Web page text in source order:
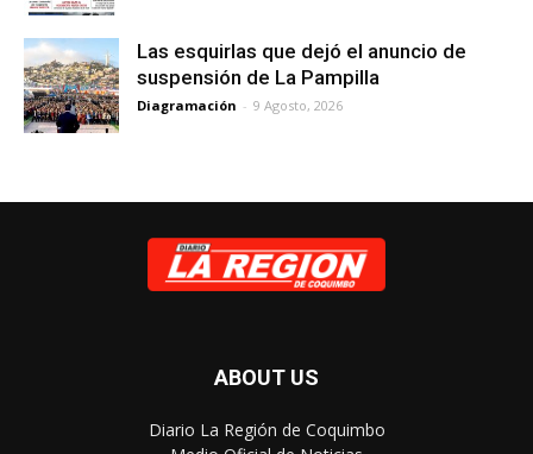
Las esquirlas que dejó el anuncio de
suspensión de La Pampilla
Diagramación - 9 Agosto, 2026
ABOUT US
Diario La Región de Coquimbo